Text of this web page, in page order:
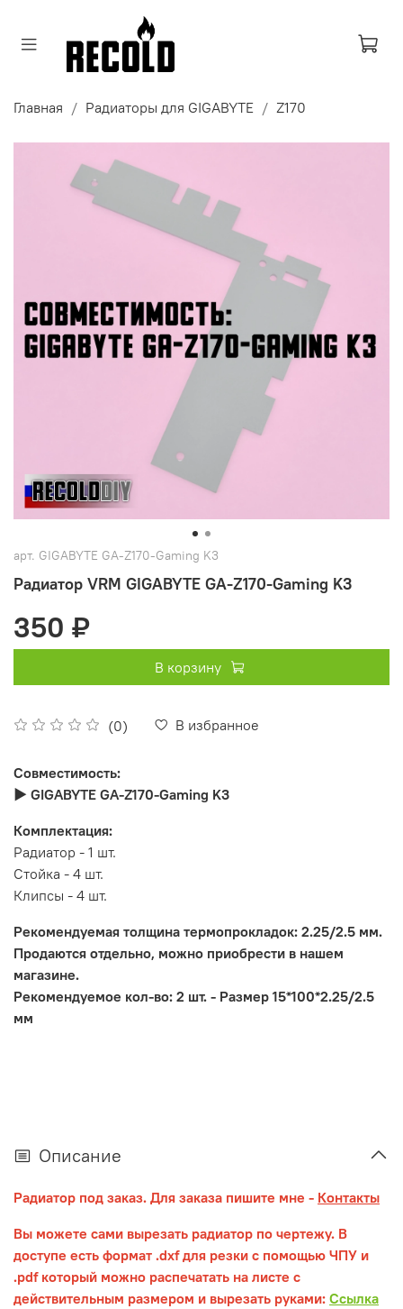
Главная Радиаторы для GIGABYTE Z170
арт. GIGABYTE GA-Z170-Gaming K3
Радиатор VRM GIGABYTE GA-Z170-Gaming K3
(0) В избранное
350 ₽
В корзину
Совместимость:
► GIGABYTE GA-Z170-Gaming K3
Комплектация:
Радиатор - 1 шт.
Стойка - 4 шт.
Клипсы - 4 шт.
Рекомендуемая толщина термопрокладок: 2.25/2.5 мм.
Продаются отдельно, можно приобрести в нашем
магазине.
Рекомендуемое кол-во: 2 шт. - Размер 15*100*2.25/2.5
мм
Описание
Радиатор под заказ. Для заказа пишите мне - Контакты
Вы можете сами вырезать радиатор по чертежу. В
доступе есть формат .dxf для резки с помощью ЧПУ и
.pdf который можно распечатать на листе с
действительным размером и вырезать руками: Ссылка